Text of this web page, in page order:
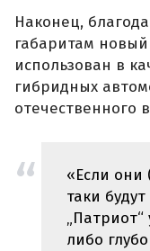
Наконец,
габаритам
использован в
гибридных
отечественного
«Если они
таки
либо